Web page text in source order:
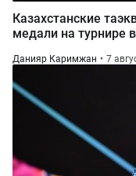
Казахстанские
медали на турнире
Данияр Каримжан 7